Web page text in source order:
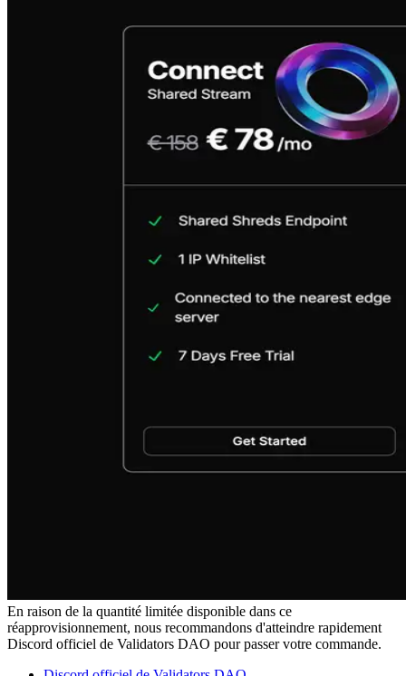
En raison de la quantité limitée disponible dans ce
réapprovisionnement, nous recommandons d'atteindre rapidement
Discord officiel de Validators DAO pour passer votre commande.